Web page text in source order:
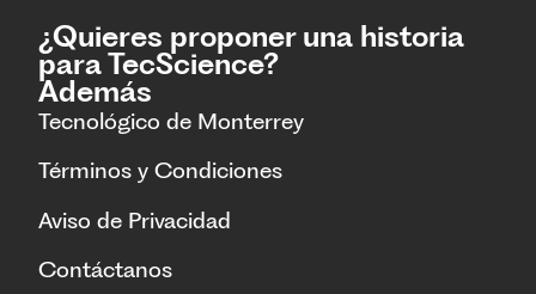
¿Quieres proponer una historia
para TecScience?
Además
Tecnológico de Monterrey
Términos y Condiciones
Aviso de Privacidad
Contáctanos